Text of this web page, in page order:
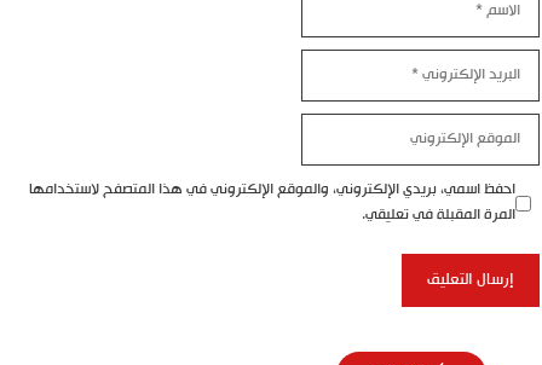
الإلكتروني
الإلكتروني
احفظ اسمي، بريدي الإلكتروني، والموقع الإلكتروني في هذا المتصفح لاستخدامها
المرة المقبلة في تعليقي.